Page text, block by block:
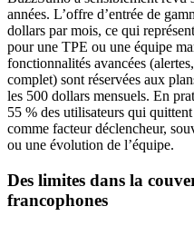
années. L’offre d’entrée de
dollars par mois, ce qui
pour une TPE ou une équipe
fonctionnalités avancées
complet) sont réservées aux
les 500 dollars mensuels. En
55 % des utilisateurs qui
comme facteur déclencheur,
ou une évolution de l’équipe.
Des limites dans la
francophones